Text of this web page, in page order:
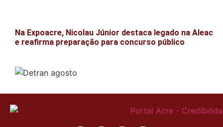
Na Expoacre, Nicolau Júnior destaca legado na Aleac
e reafirma preparação para concurso público